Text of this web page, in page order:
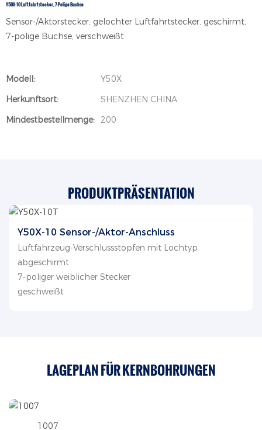
Y50X-10 Luftfahrtstecker, 7-Polige Buchse
Sensor-/Aktorstecker, gelochter Luftfahrtstecker, geschirmt,
7-polige Buchse, verschweißt
Modell:
Y50X
Herkunftsort:
SHENZHEN CHINA
Mindestbestellmenge:
200
PRODUKTPRÄSENTATION
Y50X-10 Sensor-/Aktor-Anschluss
Luftfahrzeug-Verschlussstopfen mit Lochtyp
abgeschirmt
7-poliger weiblicher Stecker
geschweißt
LAGEPLAN FÜR KERNBOHRUNGEN
1007